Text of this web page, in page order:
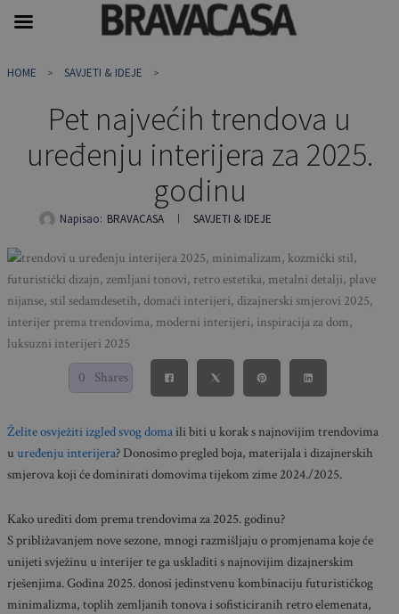
toHOME SAVJETI & IDEJE
Pet najvećih trendova u
uređenju interijera za 2025.
godinu
Napisao: BRAVACASA SAVJETI & IDEJE
0 Shares
Želite osvježiti izgled svog domaili biti u korak s najnovijim trendovima
u uređenju interijera? Donosimo pregled boja, materijala i dizajnerskih
smjerova koji će dominirati domovima tijekom zime 2024./2025.
Kako urediti dom prema trendovima za 2025. godinu?
S približavanjem nove sezone, mnogi razmišljaju o promjenama koje će
unijeti svježinu u interijer te ga uskladiti s najnovijim dizajnerskim
rješenjima. Godina 2025. donosi jedinstvenu kombinaciju futurističkog
minimalizma, toplih zemljanih tonova i sofisticiranih retro elemenata,